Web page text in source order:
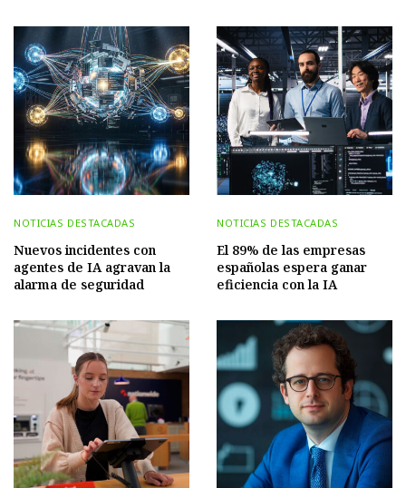
NOTICIAS DESTACADAS
Nuevos incidentes con
agentes de IA agravan la
alarma de seguridad
NOTICIAS DESTACADAS
El 89% de las empresas
españolas espera ganar
eficiencia con la IA